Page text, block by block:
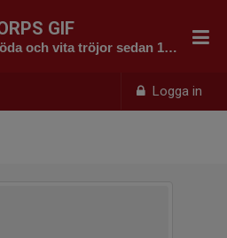
Logga in
GIF
Fotbollsglädje i röda och vita tröjor sedan 1923